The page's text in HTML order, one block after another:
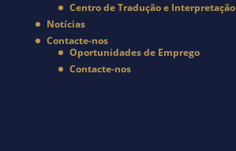
Centro de Tradução e Interpretação
Notícias
Contacte-nos
Oportunidades de Emprego
Contacte-nos